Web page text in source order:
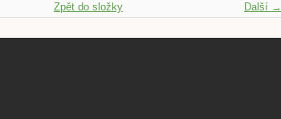
Další →
Zpět do složky